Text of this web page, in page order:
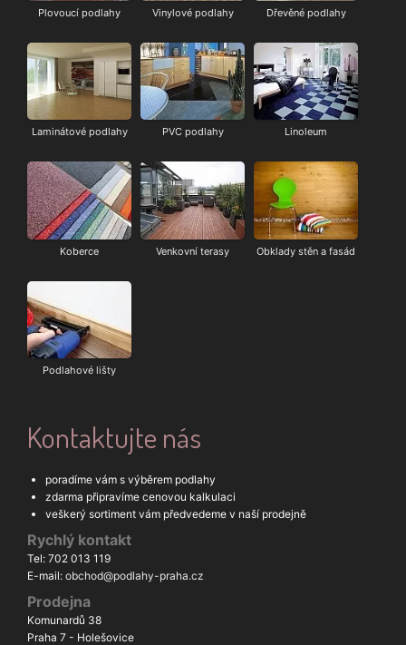
Plovoucí podlahy Vinylové podlahy Dřevěné podlahy
Laminátové podlahy PVC podlahy Linoleum
Koberce Venkovní terasy Obklady stěn a fasád
Podlahové lišty
Kontaktujte nás
poradíme vám s výběrem podlahy
zdarma připravíme cenovou kalkulaci
veškerý sortiment vám předvedeme v naší prodejně
Rychlý kontakt
Tel: 702 013 119
E-mail: obchod@podlahy-praha.cz
Prodejna
Komunardů 38
Praha 7 - Holešovice